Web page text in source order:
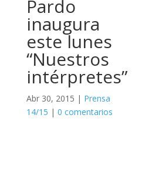
Pardo
inaugura
este lunes
“Nuestros
intérpretes”
Abr 30, 2015 | Prensa
14/15 | 0 comentarios